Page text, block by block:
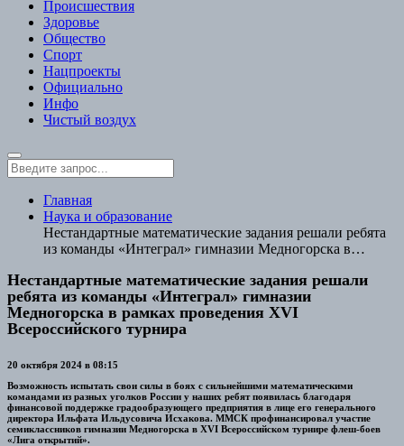
Происшествия
Здоровье
Общество
Спорт
Нацпроекты
Официально
Инфо
Чистый воздух
Главная
Наука и образование
Нестандартные математические задания решали ребята
из команды «Интеграл» гимназии Медногорска в
Нестандартные математические задания решали
ребята из команды «Интеграл» гимназии
Медногорска в рамках проведения XVI
Всероссийского турнира
20 октября 2024 в 08:15
Возможность испытать свои силы в боях с сильнейшими математическими
командами из разных уголков России у наших ребят появилась благодаря
финансовой поддержке градообразующего предприятия в лице его генерального
директора Ильфата Ильдусовича Исхакова. ММСК профинансировал участие
семиклассников гимназии Медногорска в XVI Всероссийском турнире флеш-боев
«Лига открытий».